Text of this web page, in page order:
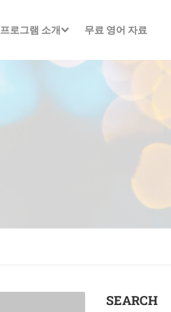
프로그램 소개 무료 영어 자료
SEARCH